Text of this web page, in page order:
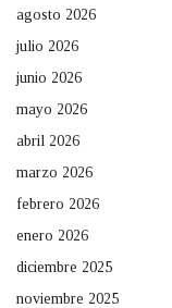
agosto 2026
julio 2026
junio 2026
mayo 2026
abril 2026
marzo 2026
febrero 2026
enero 2026
diciembre 2025
noviembre 2025